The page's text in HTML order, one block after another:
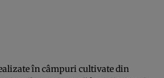
în câmpuri cultivate din